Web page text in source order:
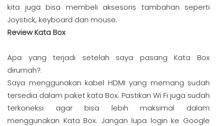
kita juga bisa membeli aksesoris tambahan seperti
Joystick, keyboard dan mouse.
Review Kata Box
Apa yang terjadi setelah saya pasang Kata Box
dirumah?.
Saya menggunakan kabel HDMI yang memang sudah
tersedia dalam paket kata Box. Pastikan Wi Fi juga sudah
terkoneksi agar bisa lebih maksimal dalam
menggunakan Kata Box. Jangan lupa login ke Google